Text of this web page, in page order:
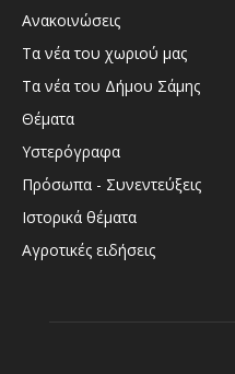
Ανακοινώσεις
Τα νέα του χωριού μας
Τα νέα του Δήμου Σάμης
Θέματα
Υστερόγραφα
Πρόσωπα - Συνεντεύξεις
Ιστορικά θέματα
Αγροτικές ειδήσεις